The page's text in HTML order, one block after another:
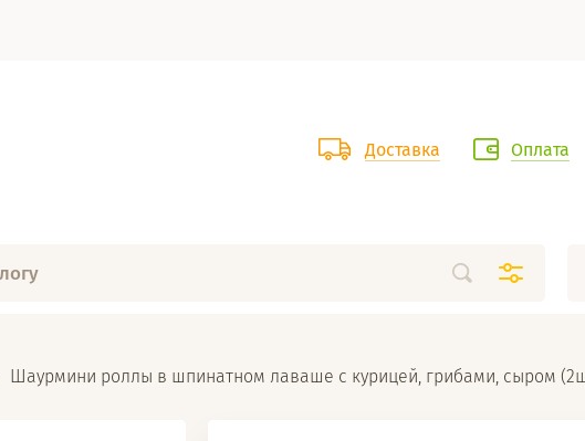
Доставка Оплата
Шаурмини роллы в шпинатном лаваше с курицей, грибами, сыром